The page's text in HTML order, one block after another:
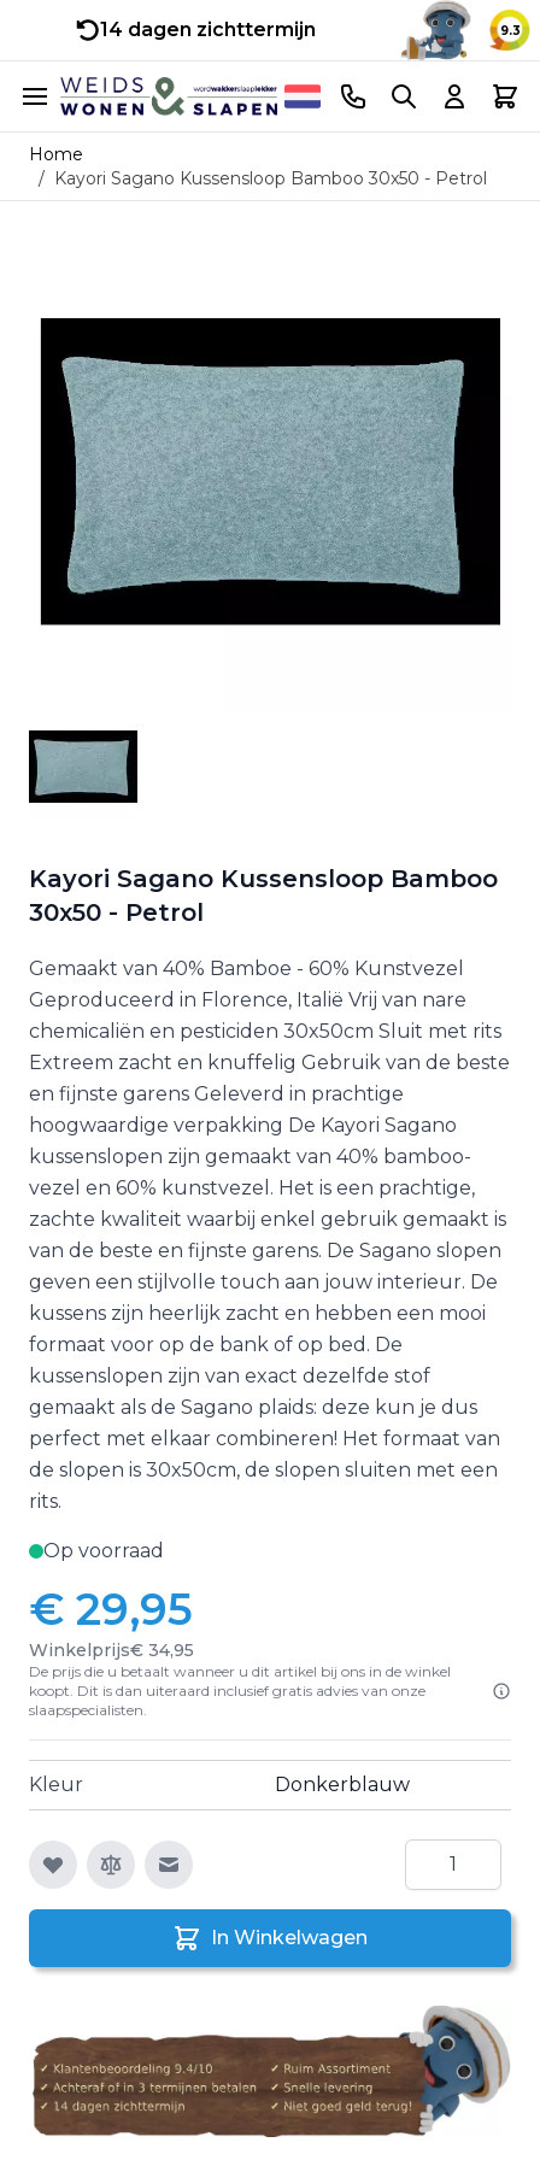
14 dagen zichttermijn 9.3
Ga naar de inhoud
Telefoonnummer
Search Cart
Home
/ Kayori Sagano Kussensloop Bamboo 30x50 - Petrol
Kayori Sagano Kussensloop Bamboo
30x50 - Petrol
Gemaakt van 40% Bamboe - 60% Kunstvezel
Geproduceerd in Florence, Italië Vrij van nare
chemicaliën en pesticiden 30x50cm Sluit met rits
Extreem zacht en knuffelig Gebruik van de beste
en fijnste garens Geleverd in prachtige
hoogwaardige verpakking De Kayori Sagano
kussenslopen zijn gemaakt van 40% bamboo-
vezel en 60% kunstvezel. Het is een prachtige,
zachte kwaliteit waarbij enkel gebruik gemaakt is
van de beste en fijnste garens. De Sagano slopen
geven een stijlvolle touch aan jouw interieur. De
kussens zijn heerlijk zacht en hebben een mooi
formaat voor op de bank of op bed. De
kussenslopen zijn van exact dezelfde stof
gemaakt als de Sagano plaids: deze kun je dus
perfect met elkaar combineren! Het formaat van
de slopen is 30x50cm, de slopen sluiten met een
rits.
Op voorraad
€ 29,95
Winkelprijs€ 34,95
De prijs die u betaalt wanneer u dit artikel bij ons in de winkel
koopt. Dit is dan uiteraard inclusief gratis advies van onze
slaapspecialisten.
Kleur Donkerblauw
E-mail naar een vriend
Aantal
In Winkelwagen